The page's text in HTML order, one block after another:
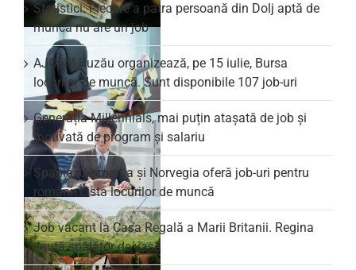
Statistici: Fiecare a patra persoană din Dolj aptă de
muncă nu are un job
AJOFM Buzău organizează, pe 15 iulie, Bursa
locurilor de muncă. Sunt disponibile 107 job-uri
Generația Millennials, mai puțin atașată de job și
motivată de program și salariu
Spania, Germania și Norvegia oferă job-uri pentru
români. Lista locurilor de muncă
Job vacant la Casa Regală a Marii Britanii. Regina
caută spălător de vase